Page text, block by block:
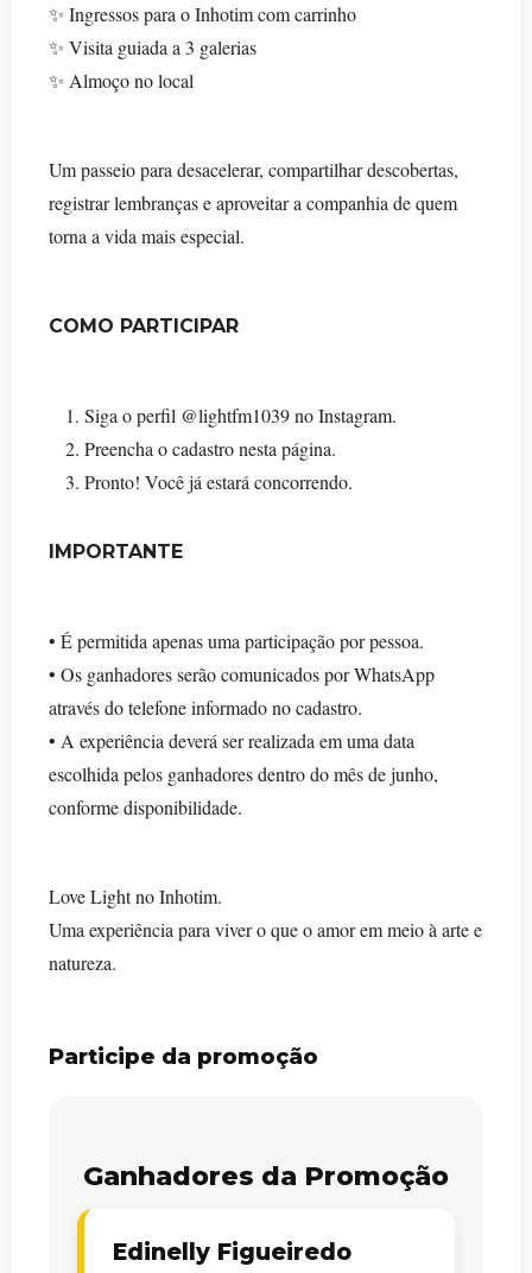
✨ Ingressos para o Inhotim com carrinho
✨ Visita guiada a 3 galerias
✨ Almoço no local
Um passeio para desacelerar, compartilhar descobertas,
registrar lembranças e aproveitar a companhia de quem
torna a vida mais especial.
COMO PARTICIPAR
Siga o perfil @lightfm1039 no Instagram.
Preencha o cadastro nesta página.
Pronto! Você já estará concorrendo.
IMPORTANTE
• É permitida apenas uma participação por pessoa.
• Os ganhadores serão comunicados por WhatsApp
através do telefone informado no cadastro.
• A experiência deverá ser realizada em uma data
escolhida pelos ganhadores dentro do mês de junho,
conforme disponibilidade.
Love Light no Inhotim.
Uma experiência para viver o que o amor em meio à arte e
natureza.
Participe da promoção
Ganhadores da Promoção
Edinelly Figueiredo